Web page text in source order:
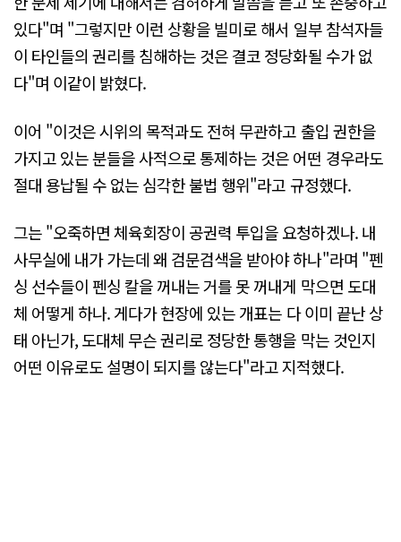
있다"며 "그렇지만 이런 상황을 빌미로 해서 일부 참석자들
이 타인들의 권리를 침해하는 것은 결코 정당화될 수가 없
다"며 이같이 밝혔다.
이어 "이것은 시위의 목적과도 전혀 무관하고 출입 권한을
가지고 있는 분들을 사적으로 통제하는 것은 어떤 경우라도
절대 용납될 수 없는 심각한 불법 행위"라고 규정했다.
그는 "오죽하면 체육회장이 공권력 투입을 요청하겠나. 내
사무실에 내가 가는데 왜 검문검색을 받아야 하나"라며 "펜
싱 선수들이 펜싱 칼을 꺼내는 거를 못 꺼내게 막으면 도대
체 어떻게 하나. 게다가 현장에 있는 개표는 다 이미 끝난 상
태 아닌가, 도대체 무슨 권리로 정당한 통행을 막는 것인지
어떤 이유로도 설명이 되지를 않는다"라고 지적했다.